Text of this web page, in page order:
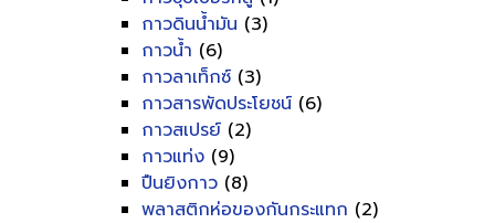
กาวดินน้ำมัน (3)
กาวน้ำ (6)
กาวลาเท็กซ์ (3)
กาวสารพัดประโยชน์ (6)
กาวสเปรย์ (2)
กาวแท่ง (9)
ปืนยิงกาว (8)
พลาสติกห่อของกันกระแทก (2)